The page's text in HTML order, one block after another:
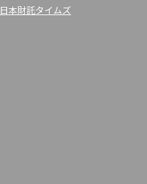
日本財託タイムズ